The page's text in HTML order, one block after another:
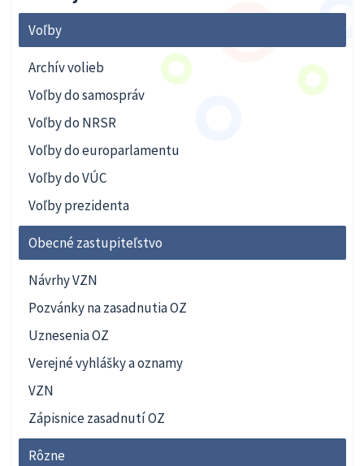
Voľby
Archív volieb
Voľby do samospráv
Voľby do NRSR
Voľby do europarlamentu
Voľby do VÚC
Voľby prezidenta
Obecné zastupiteľstvo
Návrhy VZN
Pozvánky na zasadnutia OZ
Uznesenia OZ
Verejné vyhlášky a oznamy
VZN
Zápisnice zasadnutí OZ
Rôzne